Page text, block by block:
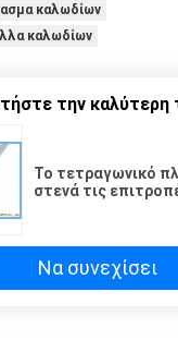
καλωδίων
καλωδίων
την καλύτερη
Το τετραγωνικό
στενά τις
συγκόλλησης
Να συνεχίσει